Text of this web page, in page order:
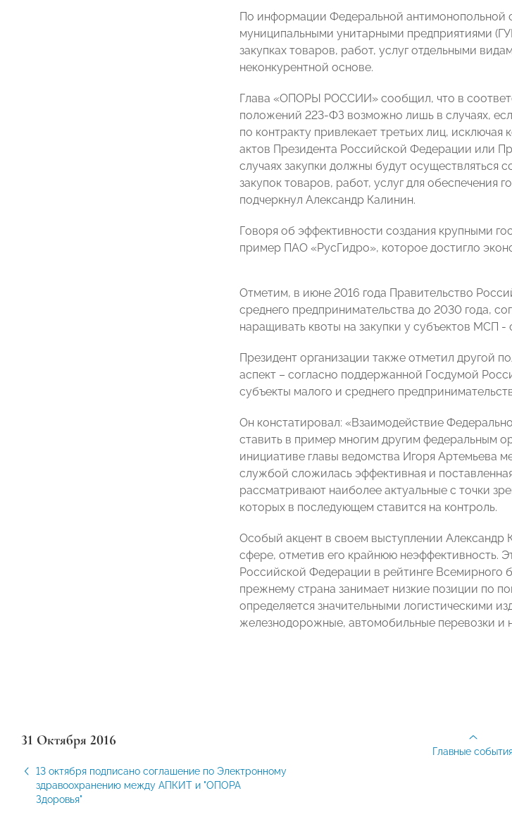
По информации Федеральной антимонопольной
муниципальными унитарными предприятиями
закупках товаров, работ, услуг отдельными
неконкурентной основе.
Глава «ОПОРЫ РОССИИ» сообщил, что в
положений 223-ФЗ возможно лишь в случаях,
по контракту привлекает третьих лиц,
актов Президента Российской Федерации или
случаях закупки должны будут осуществляться
закупок товаров, работ, услуг для
подчеркнул Александр Калинин.
Говоря об эффективности создания крупными
пример ПАО «РусГидро», которое достигло
Отметим, в июне 2016 года Правительство
среднего предпринимательства до 2030 года,
наращивать квоты на закупки у субъектов МСП -
Президент организации также отметил другой
аспект – согласно поддержанной Госдумой
субъекты малого и среднего
Он констатировал: «Взаимодействие
ставить в пример многим другим федеральным
инициативе главы ведомства Игоря
службой сложилась эффективная и
рассматривают наиболее актуальные с точки
которых в последующем ставится на контроль.
Особый акцент в своем выступлении Александр
сфере, отметив его крайнюю неэффективность.
Российской Федерации в рейтинге Всемирного
прежнему страна занимает низкие позиции по
определяется значительными логистическими
железнодорожные, автомобильные перевозки и
31 Октября 2016
13 октября подписано соглашение по Электронному
здравоохранению между АПКИТ и "ОПОРА
Здоровья"
Главные